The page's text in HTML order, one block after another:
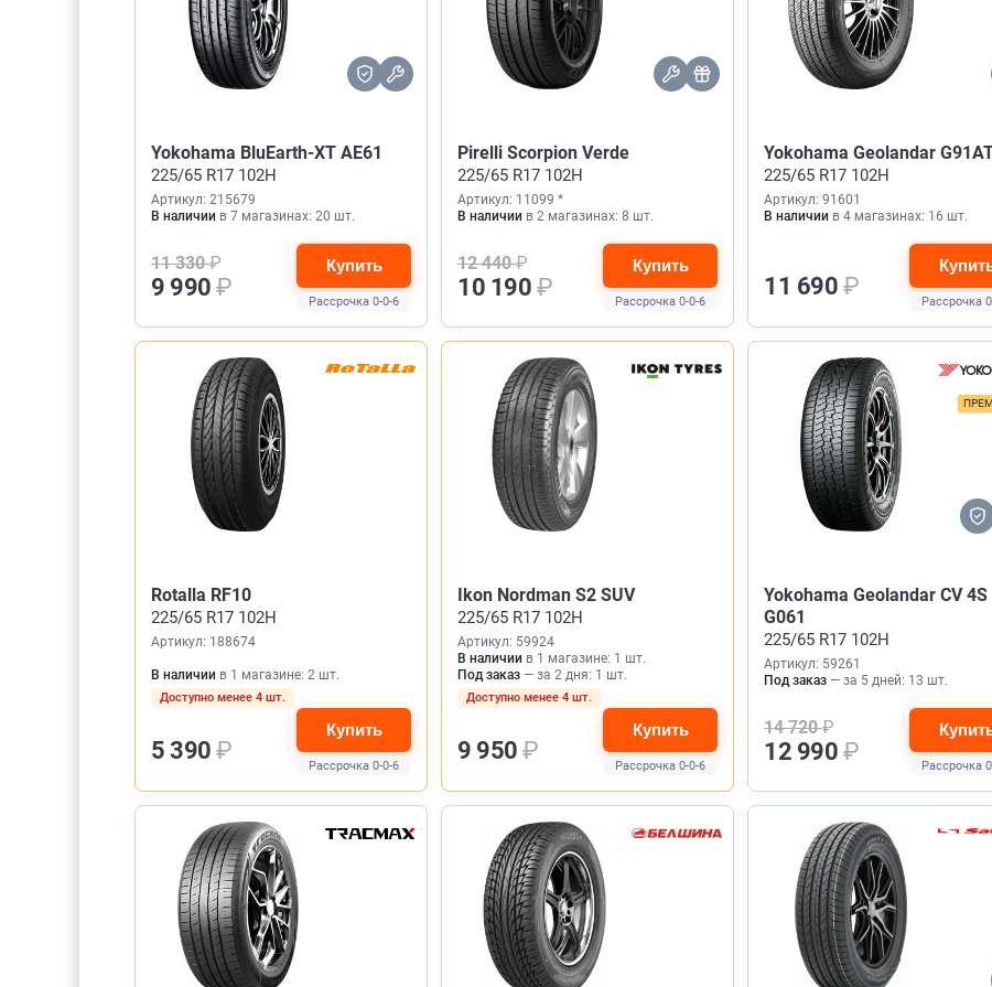
Yokohama BluEarth-XT AE61
225/65 R17 102H
Артикул: 215679
В наличии в 7 магазинах: 20 шт.
11 330₽
9 990₽
Купить
Рассрочка 0-0-6
Pirelli Scorpion Verde
225/65 R17 102H
Артикул: 11099 *
В наличии в 2 магазинах: 8 шт.
12 440₽
10 190 ₽
Купить
Рассрочка 0-0-6
Yokohama Geolandar
225/65 R17 102H
Артикул: 91601
В наличии в 4 магазинах: 16 шт.
11 690 ₽
Рассрочка
Rotalla RF10
225/65 R17 102H
Артикул: 188674
В наличии в 1 магазине: 2 шт.
Доступно менее 4 шт.
5 390₽
Купить
Рассрочка 0-0-6
Ikon Nordman S2 SUV
225/65 R17 102H
Артикул: 59924
В наличии в 1 магазине: 1 шт.
Под заказ — за 2 дня: 1 шт.
Доступно менее 4 шт.
9 950₽
Купить
Рассрочка 0-0-6
Yokohama Geolandar CV 4S
G061
225/65 R17 102H
Артикул: 59261
Под заказ — за 5 дней: 13 шт.
14 720₽
12 990 ₽ Рассрочка